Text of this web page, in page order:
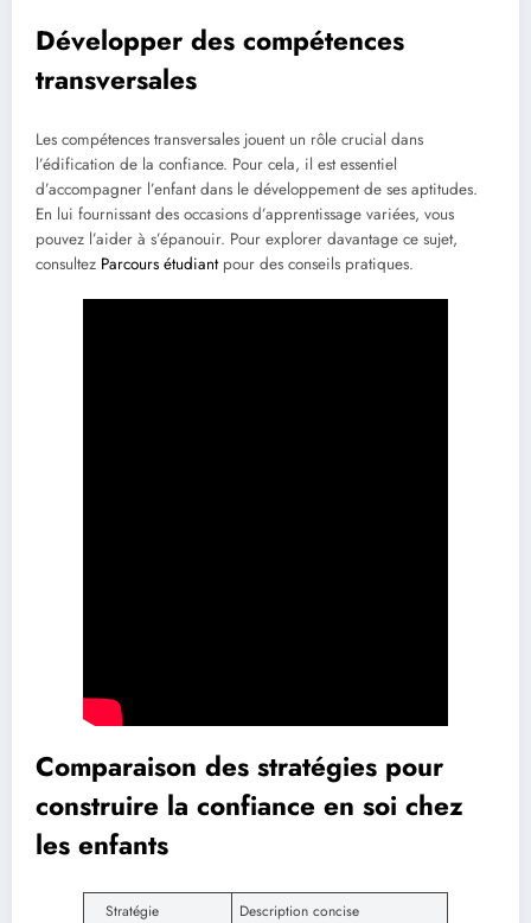
Développer des compétences
transversales
Les compétences transversales jouent un rôle crucial dans
l’édification de la confiance. Pour cela, il est essentiel
d’accompagner l’enfant dans le développement de ses aptitudes.
En lui fournissant des occasions d’apprentissage variées, vous
pouvez l’aider à s’épanouir. Pour explorer davantage ce sujet,
consultez Parcours étudiantpour des conseils pratiques.
Comparaison des stratégies pour
construire la confiance en soi chez
les enfants
Stratégie Description concise